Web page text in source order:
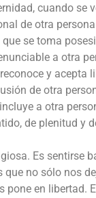
cuando se
de otra
se toma
a otra
y acepta
de otra
a otra
de plenitud y
Es sentirse
que no sólo nos
pone en libertad.